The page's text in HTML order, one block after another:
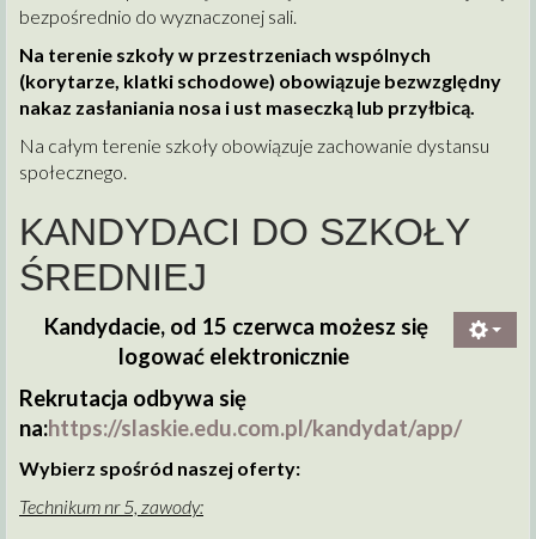
bezpośrednio do wyznaczonej sali.
Na terenie szkoły w przestrzeniach wspólnych
(korytarze, klatki schodowe) obowiązuje bezwzględny
nakaz zasłaniania nosa i ust maseczką lub przyłbicą.
Na całym terenie szkoły obowiązuje zachowanie dystansu
społecznego.
KANDYDACI DO SZKOŁY
ŚREDNIEJ
Kandydacie, od 15 czerwca możesz się
logować elektronicznie
Rekrutacja odbywa się
na:https://slaskie.edu.com.pl/kandydat/app/
Wybierz spośród naszej oferty:
Technikum nr 5, zawody: